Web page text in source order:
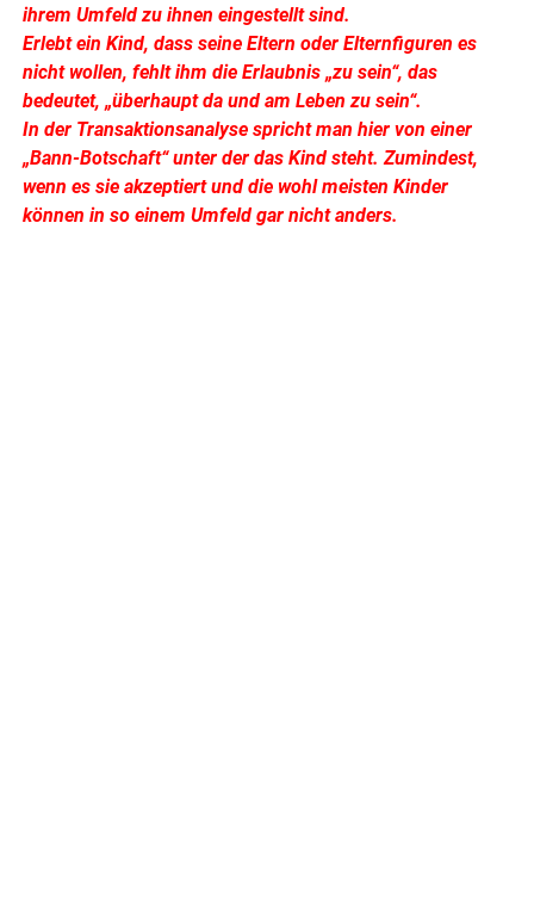
ihrem Umfeld zu ihnen eingestellt sind.
Erlebt ein Kind, dass seine Eltern oder Elternfiguren es
nicht wollen, fehlt ihm die Erlaubnis „zu sein“, das
bedeutet, „überhaupt da und am Leben zu sein“.
In der Transaktionsanalyse spricht man hier von einer
„Bann-Botschaft“ unter der das Kind steht. Zumindest,
wenn es sie akzeptiert und die wohl meisten Kinder
können in so einem Umfeld gar nicht anders.